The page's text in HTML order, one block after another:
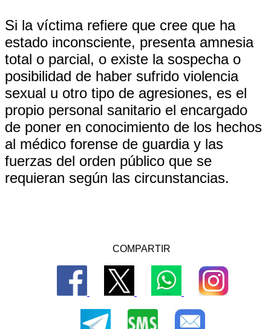
Si la víctima refiere que cree que ha
estado inconsciente, presenta amnesia
total o parcial, o existe la sospecha o
posibilidad de haber sufrido violencia
sexual u otro tipo de agresiones, es el
propio personal sanitario el encargado
de poner en conocimiento de los hechos
al médico forense de guardia y las
fuerzas del orden público que se
requieran según las circunstancias.
COMPARTIR